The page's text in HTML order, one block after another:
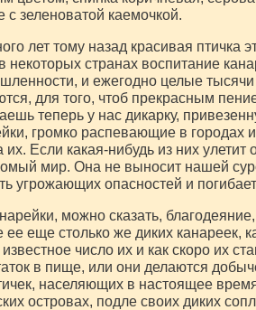
с зеленоватой каемочкой.
лет тому назад красивая птичка
некоторых странах воспитание
и ежегодно целые
для того, чтоб прекрасным
теперь у нас дикарку,
громко распевающие в городах
их. Если какая-нибудь из них
мир. Она не выносит нашей
угрожающих опасностей и
можно сказать,
ее еще столько же диких канареек,
известное число их и как скоро их
в пище, или они делаются
населяющих в настоящее
островах, подле своих диких